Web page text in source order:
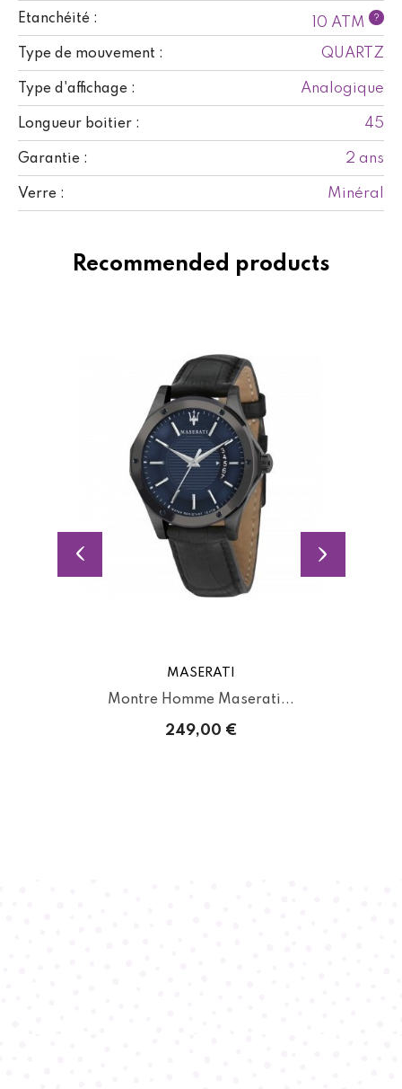
Etanchéité : 10 ATM ?
Type de mouvement : QUARTZ
Type d'affichage : Analogique
Longueur boitier : 45
Garantie : 2 ans
Verre : Minéral
Recommended products
MASERATI
Montre Homme Maserati...
249,00 €